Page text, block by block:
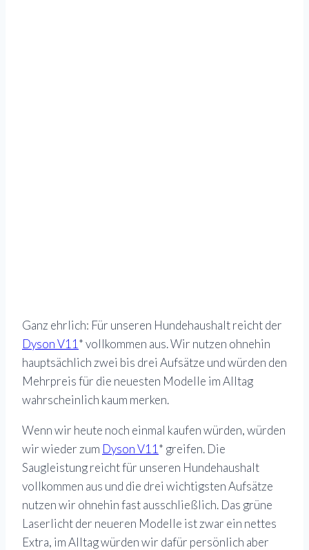
Ganz ehrlich: Für unseren Hundehaushalt reicht der
Dyson V11 * vollkommen aus. Wir nutzen ohnehin
hauptsächlich zwei bis drei Aufsätze und würden den
Mehrpreis für die neuesten Modelle im Alltag
wahrscheinlich kaum merken.
Wenn wir heute noch einmal kaufen würden, würden
wir wieder zum Dyson V11 * greifen. Die
Saugleistung reicht für unseren Hundehaushalt
vollkommen aus und die drei wichtigsten Aufsätze
nutzen wir ohnehin fast ausschließlich. Das grüne
Laserlicht der neueren Modelle ist zwar ein nettes
Extra, im Alltag würden wir dafür persönlich aber